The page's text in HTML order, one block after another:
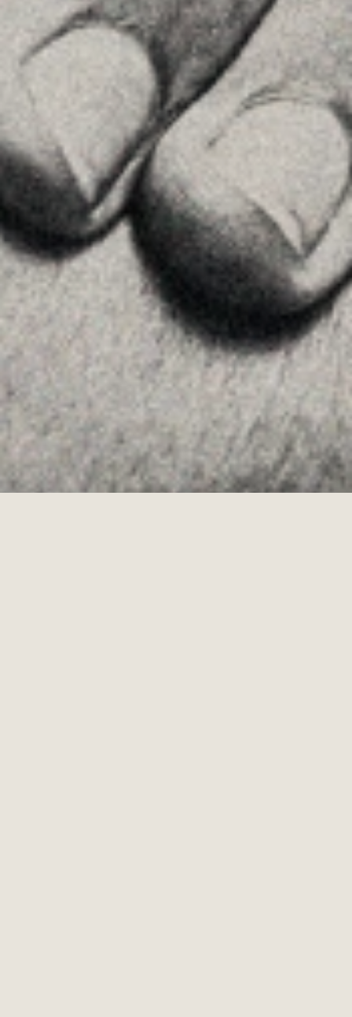
About Us
Team
Advice
Insights
Contact
FOLLOW US
Linkedin
Instagram
Youtube
Allyon — Barcelona, Spain
Copyrights © 2026 LEGAL NOTICE ·
COOKIES POLICY PRIVACY POLICY ·